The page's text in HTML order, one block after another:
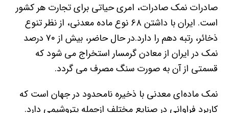
صادرات نمک صادرات، امری حیاتی برای تجارت هر کشور
است. ایران با داشتن ۶۸ نوع ماده معدنی، از نظر تنوع
ذخائر، رتبه دهم را دارد.در حال حاضر، بیش از ۷۰ درصد
نمک در ایران از معادن گرمسار استخراج می شود که
قسمتی از آن به صورت سنگ مصرف می گردد.
نمک ماده‌ای معدنی با ذخیره نامحدود در جهان است که
کاربرد فراوانی در صنایع مختلف ازجمله پتروشیمی دارد.